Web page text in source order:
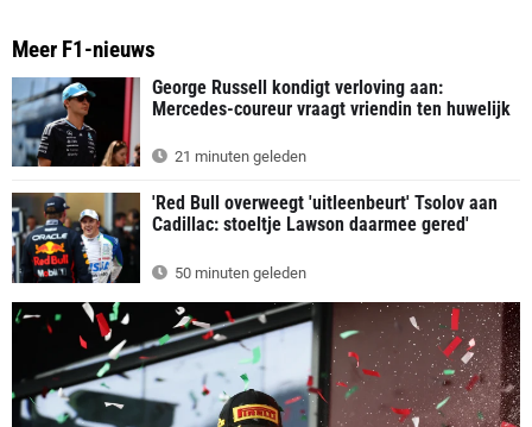
Meer F1-nieuws
George Russell kondigt verloving aan:
Mercedes-coureur vraagt vriendin ten huwelijk
21 minuten geleden
'Red Bull overweegt 'uitleenbeurt' Tsolov aan
Cadillac: stoeltje Lawson daarmee gered'
50 minuten geleden